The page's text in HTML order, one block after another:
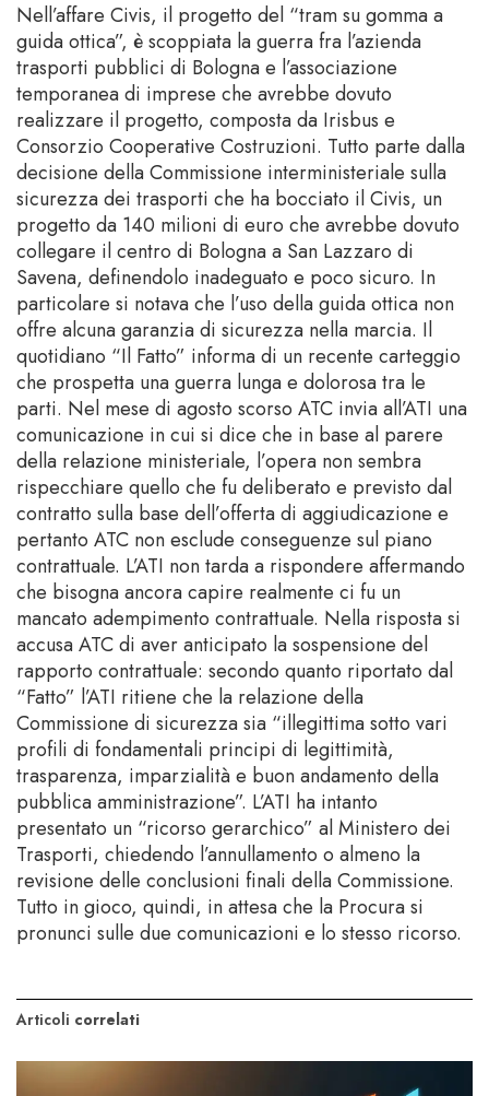
Nell’affare Civis, il progetto del “tram su gomma a
guida ottica”, è scoppiata la guerra fra l’azienda
trasporti pubblici di Bologna e l’associazione
temporanea di imprese che avrebbe dovuto
realizzare il progetto, composta da Irisbus e
Consorzio Cooperative Costruzioni. Tutto parte dalla
decisione della Commissione interministeriale sulla
sicurezza dei trasporti che ha bocciato il Civis, un
progetto da 140 milioni di euro che avrebbe dovuto
collegare il centro di Bologna a San Lazzaro di
Savena, definendolo inadeguato e poco sicuro. In
particolare si notava che l’uso della guida ottica non
offre alcuna garanzia di sicurezza nella marcia. Il
quotidiano “Il Fatto” informa di un recente carteggio
che prospetta una guerra lunga e dolorosa tra le
parti. Nel mese di agosto scorso ATC invia all’ATI una
comunicazione in cui si dice che in base al parere
della relazione ministeriale, l’opera non sembra
rispecchiare quello che fu deliberato e previsto dal
contratto sulla base dell’offerta di aggiudicazione e
pertanto ATC non esclude conseguenze sul piano
contrattuale. L’ATI non tarda a rispondere affermando
che bisogna ancora capire realmente ci fu un
mancato adempimento contrattuale. Nella risposta si
accusa ATC di aver anticipato la sospensione del
rapporto contrattuale: secondo quanto riportato dal
“Fatto” l’ATI ritiene che la relazione della
Commissione di sicurezza sia “illegittima sotto vari
profili di fondamentali principi di legittimità,
trasparenza, imparzialità e buon andamento della
pubblica amministrazione”. L’ATI ha intanto
presentato un “ricorso gerarchico” al Ministero dei
Trasporti, chiedendo l’annullamento o almeno la
revisione delle conclusioni finali della Commissione.
Tutto in gioco, quindi, in attesa che la Procura si
pronunci sulle due comunicazioni e lo stesso ricorso.
Articoli correlati